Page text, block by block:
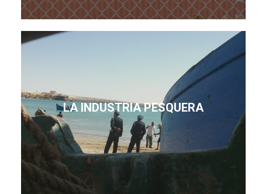
LA INDUSTRIA PESQUERA